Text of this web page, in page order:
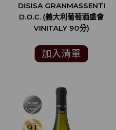
DISISA GRANMASSENTI
D.O.C. (義大利葡萄酒盛會
VINITALY 90分)
加入清單